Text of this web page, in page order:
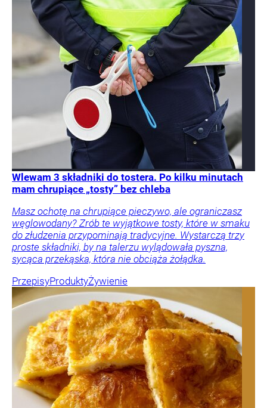
Wlewam 3 składniki do tostera. Po kilku minutach
mam chrupiące „tosty” bez chleba
Masz ochotę na chrupiące pieczywo, ale ograniczasz
węglowodany? Zrób te wyjątkowe tosty, które w smaku
do złudzenia przypominają tradycyjne. Wystarczą trzy
proste składniki, by na talerzu wylądowała pyszna,
sycąca przekąska, która nie obciąża żołądka.
PrzepisyProduktyŻywienie